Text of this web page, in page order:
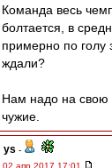
Команда весь
болтается, в
примерно по голу
ждали?
Нам надо на свою
чужие.
ys -
02 апр 2017 17:01